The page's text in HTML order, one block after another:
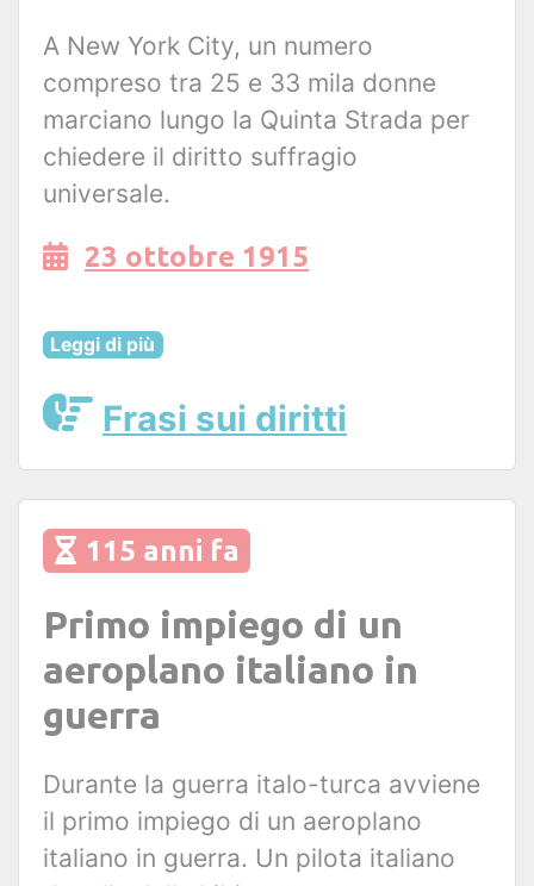
A New York City, un numero
compreso tra 25 e 33 mila donne
marciano lungo la Quinta Strada per
chiedere il diritto suffragio
universale.
23 ottobre 1915
Leggi di più
Frasi sui diritti
115 anni fa
Primo impiego di un
aeroplano italiano in
guerra
Durante la guerra italo-turca avviene
il primo impiego di un aeroplano
italiano in guerra. Un pilota italiano